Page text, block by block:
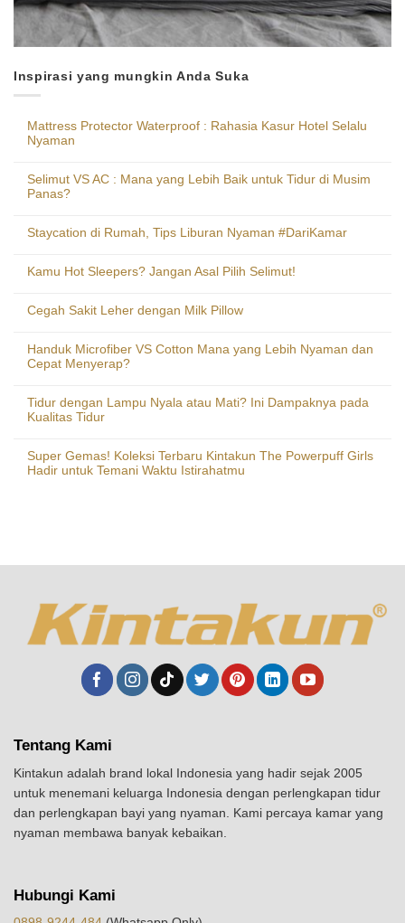
Inspirasi yang mungkin Anda Suka
Mattress Protector Waterproof : Rahasia Kasur Hotel Selalu
Nyaman
Selimut VS AC : Mana yang Lebih Baik untuk Tidur di Musim
Panas?
Staycation di Rumah, Tips Liburan Nyaman #DariKamar
Kamu Hot Sleepers? Jangan Asal Pilih Selimut!
Cegah Sakit Leher dengan Milk Pillow
Handuk Microfiber VS Cotton Mana yang Lebih Nyaman dan
Cepat Menyerap?
Tidur dengan Lampu Nyala atau Mati? Ini Dampaknya pada
Kualitas Tidur
Super Gemas! Koleksi Terbaru Kintakun The Powerpuff Girls
Hadir untuk Temani Waktu Istirahatmu
Tentang Kami
Kintakun adalah brand lokal Indonesia yang hadir sejak 2005
untuk menemani keluarga Indonesia dengan perlengkapan tidur
dan perlengkapan bayi yang nyaman. Kami percaya kamar yang
nyaman membawa banyak kebaikan.
Hubungi Kami